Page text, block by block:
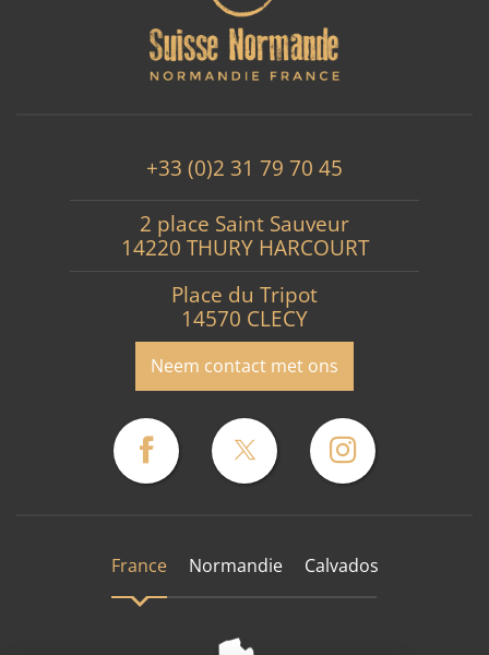
+33 (0)2 31 79 70 45
2 place Saint Sauveur
14220 THURY HARCOURT
Place du Tripot
14570 CLECY
Neem contact met ons
France Normandie Calvados